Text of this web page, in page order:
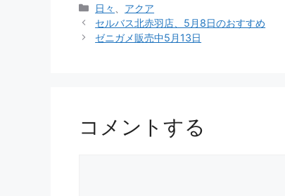
カ
テ
ゴ
日々
アクア
セルバス北赤羽店、5月8日のおすすめ
ゼニガメ販売中5月13日
コメントする